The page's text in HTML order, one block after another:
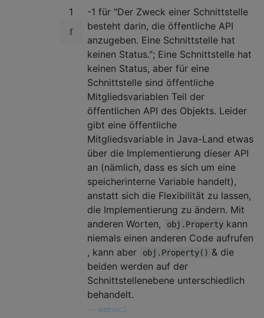
1
-1 für "Der Zweck einer Schnittstelle
besteht darin, die öffentliche API
anzugeben. Eine Schnittstelle hat
keinen Status."; Eine Schnittstelle hat
keinen Status, aber für eine
Schnittstelle sind öffentliche
Mitgliedsvariablen Teil der
öffentlichen API des Objekts. Leider
gibt eine öffentliche
Mitgliedsvariable in Java-Land etwas
über die Implementierung dieser API
an (nämlich, dass es sich um eine
speicherinterne Variable handelt),
anstatt sich die Flexibilität zu lassen,
die Implementierung zu ändern. Mit
anderen Worten,
obj.Property kann
niemals einen anderen Code aufrufen
, kann aber
obj.Property() & die
beiden werden auf der
Schnittstellenebene unterschiedlich
behandelt.
weberc2